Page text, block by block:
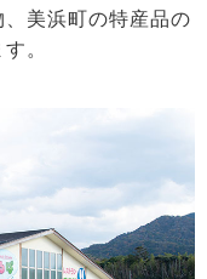
美浜町の特産品の
。